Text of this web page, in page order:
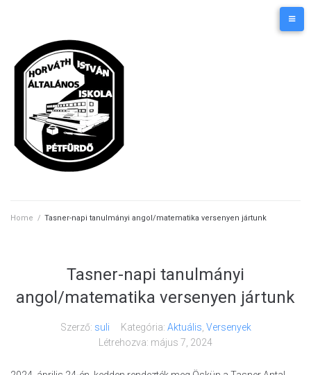
Home / Tasner-napi tanulmányi angol/matematika versenyen jártunk
Tasner-napi tanulmányi
angol/matematika versenyen jártunk
Szerző: suli Kategória: Aktuális Versenyek
Létrehozva: május 7, 2024